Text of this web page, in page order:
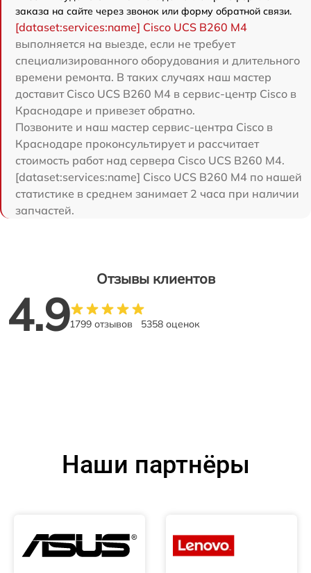
заказа на сайте через звонок или форму обратной связи.
[dataset:services:name] Cisco UCS B260 M4
выполняется на выезде, если не требует
специализированного оборудования и длительного
времени ремонта. В таких случаях наш мастер
доставит Cisco UCS B260 M4 в сервис-центр Cisco в
Краснодаре и привезет обратно.
Позвоните и наш мастер сервис-центра Cisco в
Краснодаре проконсультирует и рассчитает
стоимость работ над сервера Cisco UCS B260 M4.
[dataset:services:name] Cisco UCS B260 M4 по нашей
статистике в среднем занимает 2 часа при наличии
запчастей.
Отзывы клиентов
4.91799 отзывов 5358 оценок
Наши партнёры